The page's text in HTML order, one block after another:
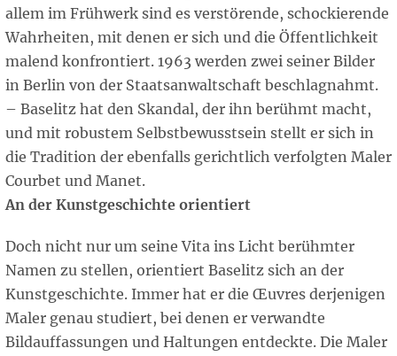
allem im Frühwerk sind es verstörende, schockierende
Wahrheiten, mit denen er sich und die Öffentlichkeit
malend konfrontiert. 1963 werden zwei seiner Bilder
in Berlin von der Staatsanwaltschaft beschlagnahmt.
– Baselitz hat den Skandal, der ihn berühmt macht,
und mit robustem Selbstbewusstsein stellt er sich in
die Tradition der ebenfalls gerichtlich verfolgten Maler
Courbet und Manet.
An der Kunstgeschichte orientiert
Doch nicht nur um seine Vita ins Licht berühmter
Namen zu stellen, orientiert Baselitz sich an der
Kunstgeschichte. Immer hat er die Œuvres derjenigen
Maler genau studiert, bei denen er verwandte
Bildauffassungen und Haltungen entdeckte. Die Maler